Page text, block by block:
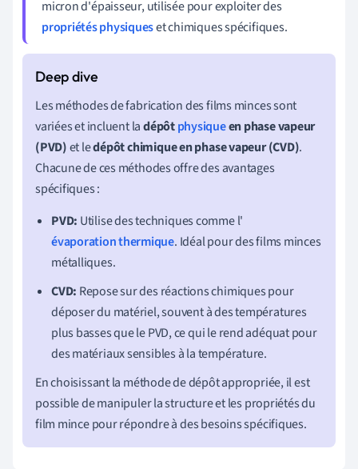
micron d'épaisseur, utilisée pour exploiter des
propriétés physiqueset chimiques spécifiques.
Les méthodes de fabrication des films minces sont
variées et incluent ladépôtphysiqueen phase vapeur
(PVD)et ledépôt chimique en phase vapeur (CVD).
Chacune de ces méthodes offre des avantages
spécifiques :
PVD: Utilise des techniques comme l'
évaporation thermique. Idéal pour des films minces
métalliques.
CVD: Repose sur des réactions chimiques pour
déposer du matériel, souvent à des températures
plus basses que le PVD, ce qui le rend adéquat pour
des matériaux sensibles à la température.
En choisissant la méthode de dépôt appropriée, il est
possible de manipuler la structure et les propriétés du
film mince pour répondre à des besoins spécifiques.